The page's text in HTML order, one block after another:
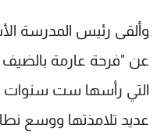
وألقى رئيس المدرسة
عن "فرحة عارمة بالضيف
التي رأسها ست
عديد تلامذتها ووسع